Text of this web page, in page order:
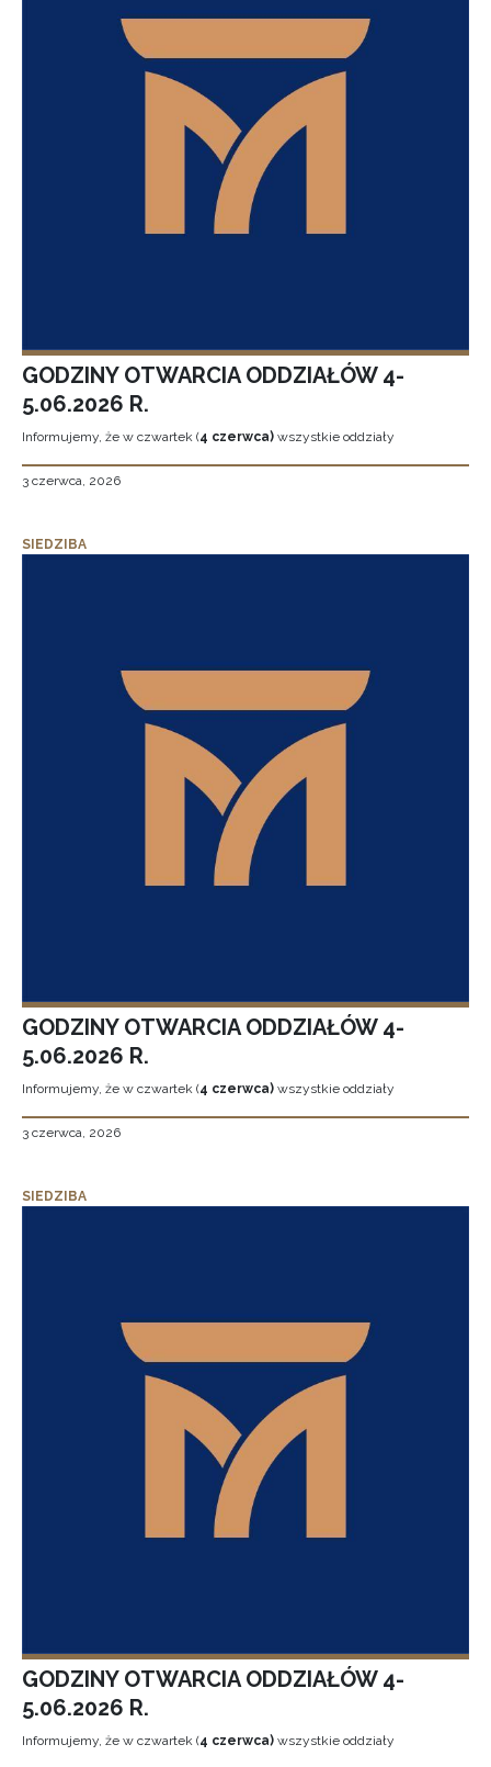
GODZINY OTWARCIA ODDZIAŁÓW 4-
5.06.2026 R.
Informujemy, że w czwartek (4 czerwca) wszystkie oddziały
3 czerwca, 2026
SIEDZIBA
GODZINY OTWARCIA ODDZIAŁÓW 4-
5.06.2026 R.
Informujemy, że w czwartek (4 czerwca) wszystkie oddziały
3 czerwca, 2026
SIEDZIBA
GODZINY OTWARCIA ODDZIAŁÓW 4-
5.06.2026 R.
Informujemy, że w czwartek (4 czerwca) wszystkie oddziały